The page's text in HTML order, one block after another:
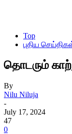
Top
புதிய
தொடரும்
By
Nilu Niluja
-
July 17, 2024
47
0